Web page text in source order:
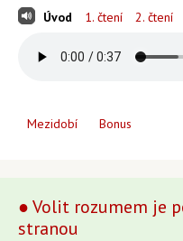
Úvod 1. čtení 2. čtení
Mezidobí Bonus
● Volit rozumem je
stranou